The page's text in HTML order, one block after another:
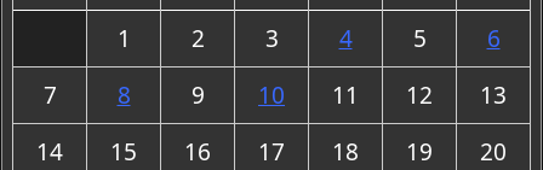
1
2 3 4 5
6
7
8 9 10 11 12
13
14
15 16 17 18 19
20